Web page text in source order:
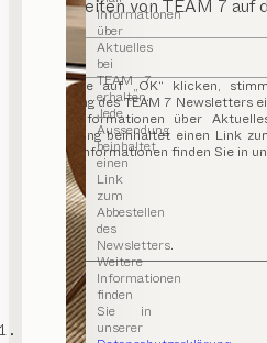
Informationen
über
Aktuelles
bei
TEAM 7
erhalten.
Jede
Aussendung
beinhaltet
einen
Link
zum
Abbestellen
des
Newsletters.
Weitere
Informationen
finden
Sie in
unserer
Neuigkeiten von TEAM 7 auf
Indem Sie auf „OK“ klicken,
Zusendung des TEAM 7
E-Mail Informationen über
Aussendung beinhaltet einen Link
Weitere Informationen finden Sie in
TEAM 7